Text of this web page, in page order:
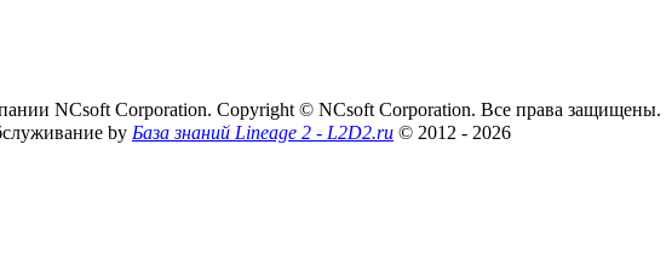
NCsoft Corporation. Copyright © NCsoft Corporation. Все права защищены.
by База знаний Lineage 2 - L2D2.ru © 2012 - 2026